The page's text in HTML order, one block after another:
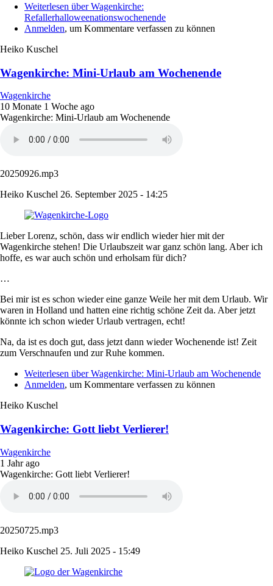
Weiterlesen über Wagenkirche:
Refallerhalloweenationswochenende
Anmelden, um Kommentare verfassen zu können
Heiko Kuschel
Wagenkirche: Mini-Urlaub am Wochenende
Wagenkirche
10 Monate 1 Woche ago
Wagenkirche: Mini-Urlaub am Wochenende
20250926.mp3
Heiko Kuschel 26. September 2025 - 14:25
Lieber Lorenz, schön, dass wir endlich wieder hier mit der
Wagenkirche stehen! Die Urlaubszeit war ganz schön lang. Aber ich
hoffe, es war auch schön und erholsam für dich?
…
Bei mir ist es schon wieder eine ganze Weile her mit dem Urlaub. Wir
waren in Holland und hatten eine richtig schöne Zeit da. Aber jetzt
könnte ich schon wieder Urlaub vertragen, echt!
Na, da ist es doch gut, dass jetzt dann wieder Wochenende ist! Zeit
zum Verschnaufen und zur Ruhe kommen.
Weiterlesen über Wagenkirche: Mini-Urlaub am Wochenende
Anmelden, um Kommentare verfassen zu können
Heiko Kuschel
Wagenkirche: Gott liebt Verlierer!
Wagenkirche
1 Jahr ago
Wagenkirche: Gott liebt Verlierer!
20250725.mp3
Heiko Kuschel 25. Juli 2025 - 15:49